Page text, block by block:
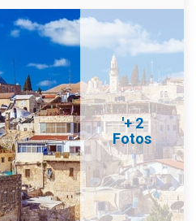
'+ 2
Fotos